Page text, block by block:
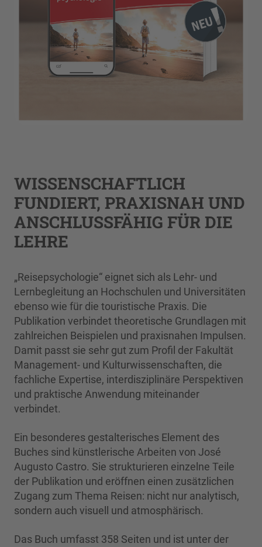
WISSENSCHAFTLICH
FUNDIERT, PRAXISNAH UND
ANSCHLUSSFÄHIG FÜR DIE
LEHRE
„Reisepsychologie“ eignet sich als Lehr- und
Lernbegleitung an Hochschulen und Universitäten
ebenso wie für die touristische Praxis. Die
Publikation verbindet theoretische Grundlagen mit
zahlreichen Beispielen und praxisnahen Impulsen.
Damit passt sie sehr gut zum Profil der Fakultät
Management- und Kulturwissenschaften, die
fachliche Expertise, interdisziplinäre Perspektiven
und praktische Anwendung miteinander
verbindet.
Ein besonderes gestalterisches Element des
Buches sind künstlerische Arbeiten von José
Augusto Castro. Sie strukturieren einzelne Teile
der Publikation und eröffnen einen zusätzlichen
Zugang zum Thema Reisen: nicht nur analytisch,
sondern auch visuell und atmosphärisch.
Das Buch umfasst 358 Seiten und ist unter der